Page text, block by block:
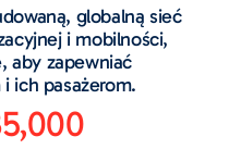
globalną sieć
i mobilności,
aby zapewniać
ich pasażerom.